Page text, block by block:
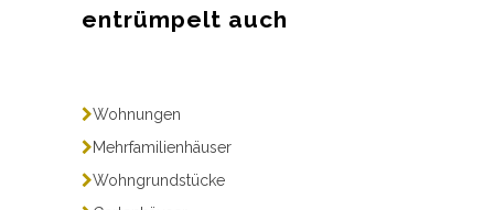
entrümpelt auch
Wohnungen
Mehrfamilienhäuser
Wohngrundstücke